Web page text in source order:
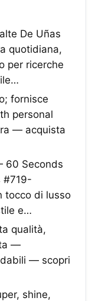
De Uñas
quotidiana,
per ricerche
fornisce
personal
— acquista
60 Seconds
#719-
tocco di lusso
e…
qualità,
—
— scopri
shine,